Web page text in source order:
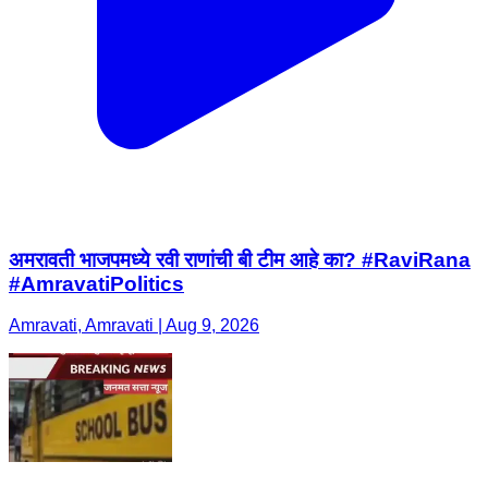
अमरावती भाजपमध्ये रवी राणांची बी टीम आहे का? #RaviRana
#AmravatiPolitics
Amravati, Amravati | Aug 9, 2026